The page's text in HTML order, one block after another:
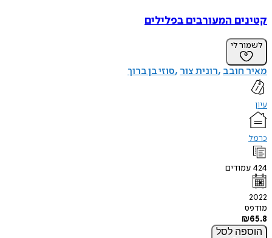
קטינים המעורבים בפלילים
לשמור לי
מאיר חובב רונית צור סוזי בן ברוך
עיון
כרמל
424 עמודים
2022
מודפס
₪65.8
הוספה לסל